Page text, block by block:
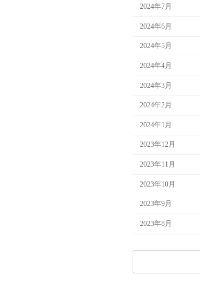
2024年7月
2024年6月
2024年5月
2024年4月
2024年3月
2024年2月
2024年1月
2023年12月
2023年11月
2023年10月
2023年9月
2023年8月